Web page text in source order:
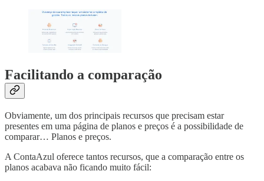
Facilitando a comparação
Obviamente, um dos principais recursos que precisam estar
presentes em uma página de planos e preços é a possibilidade de
comparar… Planos e preços.
A ContaAzul oferece tantos recursos, que a comparação entre os
planos acabava não ficando muito fácil: